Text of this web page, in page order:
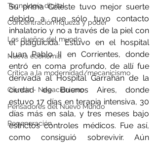
Tecnología digital
Concentración riqueza y poder
Los dueños del mundo
Nueva economía
Crítica a la modernidad/mecanicismo
Ciencia - Negacionismo
Pensadores del Nuevo Mundo
Regeneración
Su prima Celeste tuvo mejor suerte
debido a que sólo tuvo contacto
inhalatorio y no a través de la piel con
el plaguicida. Estuvo en el hospital
Juan Pablo II en Corrientes, donde
entró en coma profundo, de allí fue
derivada al Hospital Garrahan de la
ciudad de Buenos Aires, donde
estuvo 17 días en terapia intensiva, 30
días más en sala, y tres meses bajo
estrictos controles médicos. Fue así,
como consiguió sobrevivir. Aún